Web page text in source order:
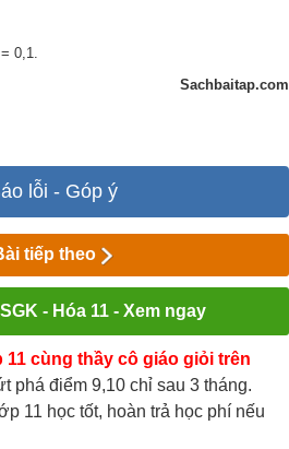
0,1.
Sachbaitap.com
lỗi - Góp ý
tiếp theo
- Hóa 11 - Xem ngay
cùng thầy cô giáo giỏi trên
phá điểm 9,10 chỉ sau 3 tháng.
11 học tốt, hoàn trả học phí nếu